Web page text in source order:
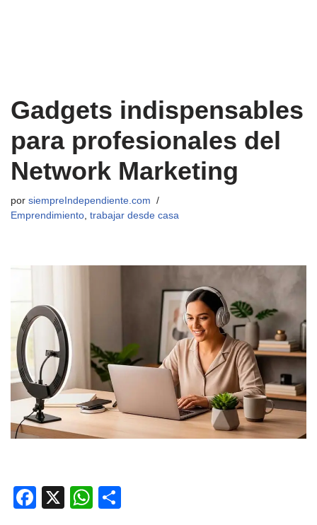
Gadgets indispensables
para profesionales del
Network Marketing
por siempreIndependiente.com
Emprendimiento, trabajar desde casa
F
X
W